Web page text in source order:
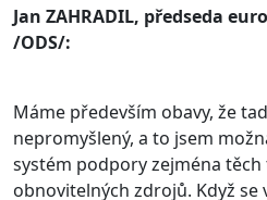
Jan ZAHRADIL, předseda
/ODS/:
Máme především obavy, že
nepromyšlený, a to jsem
systém podpory zejména těch
obnovitelných zdrojů. Když